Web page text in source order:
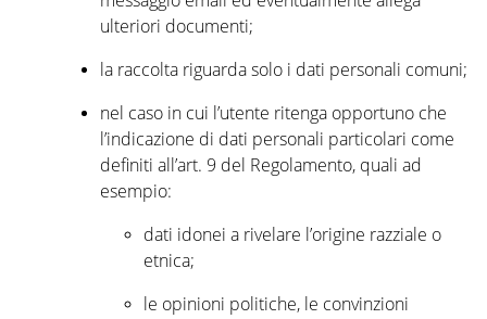
ulteriori documenti;
la raccolta riguarda solo i dati personali comuni;
nel caso in cui l’utente ritenga opportuno che
l’indicazione di dati personali particolari come
definiti all’art. 9 del Regolamento, quali ad
esempio:
dati idonei a rivelare l’origine razziale o
etnica;
le opinioni politiche, le convinzioni